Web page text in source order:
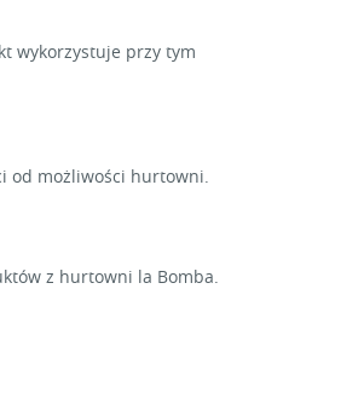
wykorzystuje przy tym
od możliwości hurtowni.
z hurtowni la Bomba.